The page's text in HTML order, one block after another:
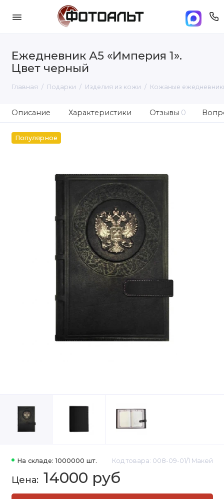
Ежедневник А5 «Империя 1».
Цвет черный
Главная Подарки Изделия из кожи Кожаные
Описание Характеристики Отзывы 0
Популярное
На складе: 1000000 шт. Код товара: 008-09-01/1 Макей
14000 руб